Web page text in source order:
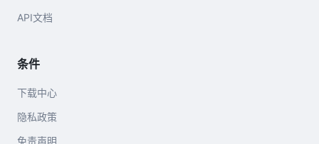
API文档
条件
下载中心
隐私政策
免责声明